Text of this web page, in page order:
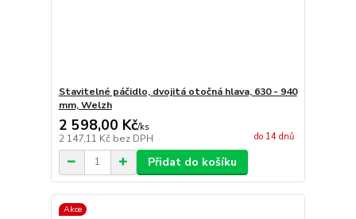
Stavitelné páčidlo, dvojitá otočná hlava, 630 - 940
mm, Welzh
2 598,00 Kč/ks
2 147,11 Kč bez DPH do 14 dnů
Přidat do košíku
Akce